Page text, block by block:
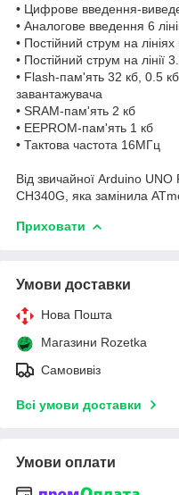
• Цифрове введення-
• Аналогове введення 6
• Постійний струм на
• Постійний струм на лінії
• Flash-пам'ять 32 кб, 0.5 кб
завантажувача
• SRAM-пам'ять 2 кб
• EEPROM-пам'ять 1 кб
• Тактова частота 16МГц
Від звичайної Arduino UNO
CH340G, яка замінила
Приховати
Умови доставки
Нова Пошта
Магазини Rozetka
Самовивіз
Всі умови доставки
Умови оплати